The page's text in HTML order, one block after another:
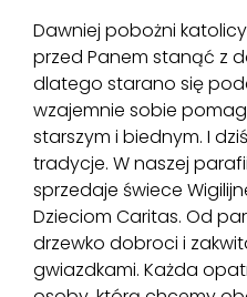
Dawniej pobożni
przed Panem stanąć z
dlatego starano się
wzajemnie sobie
starszym i biednym. I
tradycje. W naszej
sprzedaje świece
Dzieciom Caritas. Od
drzewko dobroci i
gwiazdkami. Każda